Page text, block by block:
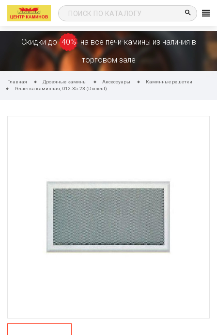
search
Скидки до 40% на все печи-камины из наличия в
торговом зале
Главная Дровяные камины Аксессуары
Каминные решетки
Решетка каминная, 012.35.23 (Dixneuf)